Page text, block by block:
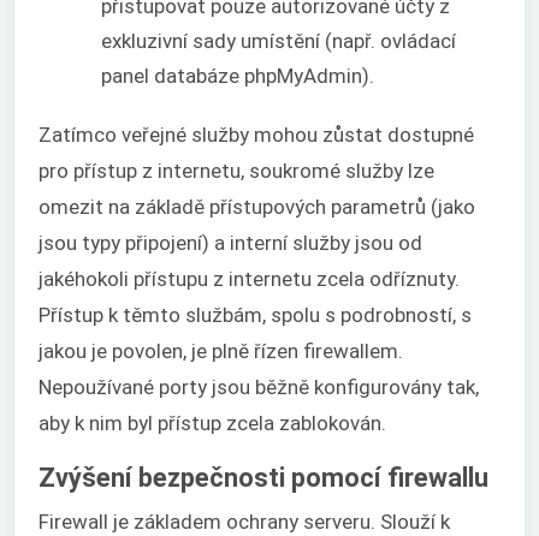
přistupovat pouze autorizované účty z
exkluzivní sady umístění (např. ovládací
panel databáze phpMyAdmin).
Zatímco veřejné služby mohou zůstat dostupné
pro přístup z internetu, soukromé služby lze
omezit na základě přístupových parametrů (jako
jsou typy připojení) a interní služby jsou od
jakéhokoli přístupu z internetu zcela odříznuty.
Přístup k těmto službám, spolu s podrobností, s
jakou je povolen, je plně řízen firewallem.
Nepoužívané porty jsou běžně konfigurovány tak,
aby k nim byl přístup zcela zablokován.
Zvýšení bezpečnosti pomocí firewallu
Firewall je základem ochrany serveru. Slouží k